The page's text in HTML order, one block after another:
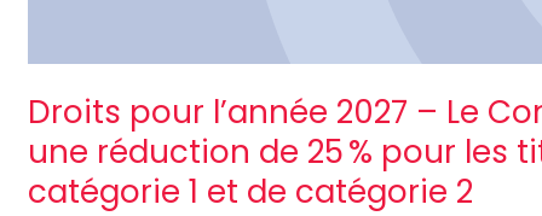
Droits pour l’année 2027 – Le
une réduction de 25 % pour les
catégorie 1 et de catégorie 2